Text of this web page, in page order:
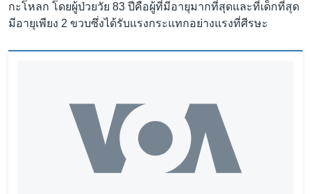
กะโหลก โดยผู้ป่วยวัย 83 ปีคือผู้ที่มีอายุมากที่สุดและที่เด็กที่สุด
มีอายุเพียง 2 ขวบซึ่งได้รับแรงกระแทกอย่างแรงที่ศีรษะ